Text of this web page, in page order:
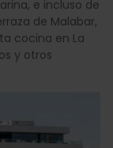
e incluso de
de Malabar,
cocina en La
y otros